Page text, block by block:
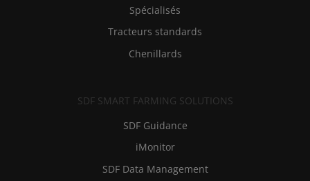
Spécialisés
Tracteurs standards
Chenillards
SDF SMART FARMING SOLUTIONS
SDF Guidance
iMonitor
SDF Data Management